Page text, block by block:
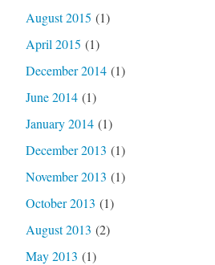
August 2015 (1)
April 2015 (1)
December 2014(1)
June 2014(1)
January 2014(1)
December 2013 (1)
November 2013 (1)
October 2013 (1)
August 2013 (2)
May 2013 (1)